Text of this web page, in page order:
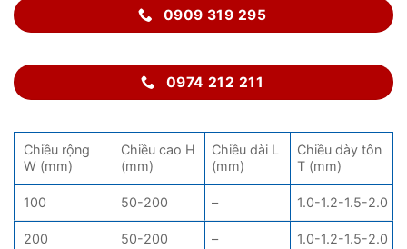
0909 319 295
0974 212 211
Chiều rộng
W (mm)
Chiều cao H
(mm)
Chiều dài L
(mm)
Chiều dày tôn
T (mm)
100 50-200 – 1.0-1.2-1.5-2.0
200 50-200 – 1.0-1.2-1.5-2.0